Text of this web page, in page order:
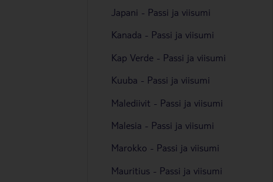
Japani - Passi ja viisumi
Kanada - Passi ja viisumi
Kap Verde - Passi ja viisumi
Kuuba - Passi ja viisumi
Malediivit - Passi ja viisumi
Malesia - Passi ja viisumi
Marokko - Passi ja viisumi
Mauritius - Passi ja viisumi